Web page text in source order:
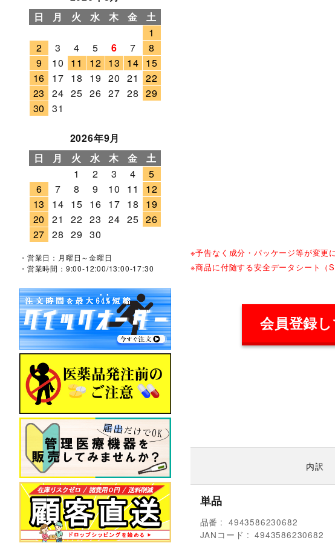
※予告なく成分・パッケージ等が変更
※商品に付随する安全データシート（
会員登録
内訳
単品
品番
4943586230682
JANコード
4943586230682
日
月 火 水 木 金
土
1
2
3 4 5 6 7
8
9
10 11 12 13 14 15
16
17 18 19 20 21
22
23
24 25 26 27 28 29
30
31
2026年9月
日
月 火 水 木 金
土
1
2 3 4
5
6
7 8 9 10 11
12
13
14 15 16 17 18
19
20
21 22 23 24 25 26
27 28 29 30
・営業日：月曜日～金曜日
・営業時間：9:00-12:00/13:00-17:30